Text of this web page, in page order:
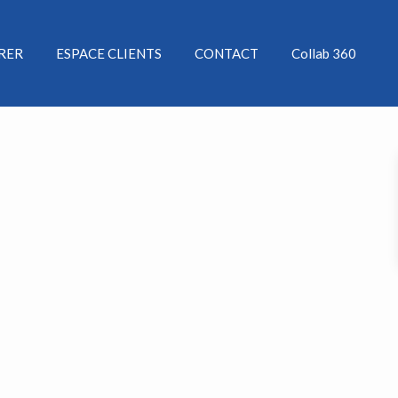
ESPACE CLIENTS CONTACT Collab 360